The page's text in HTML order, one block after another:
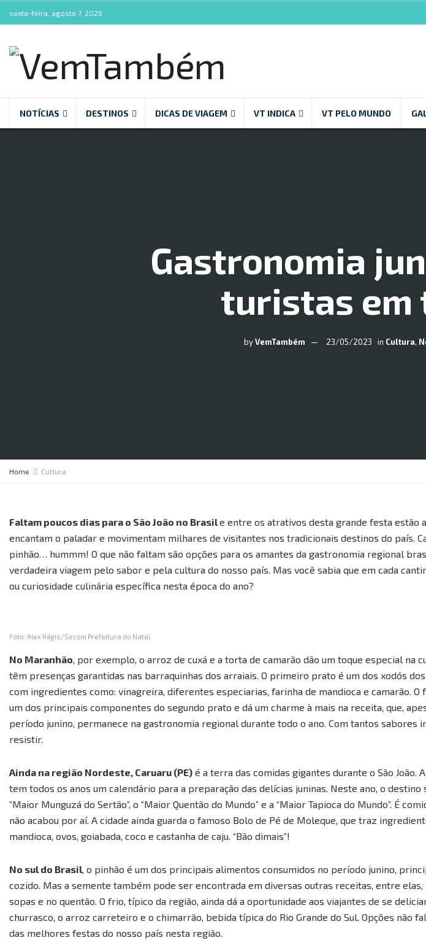
sexta-feira, agosto 7, 2026
NOTÍCIAS DESTINOS DICAS DE VIAGEM VT INDICA VT PELO MUNDO
Gastronomia
turistas em
by VemTambém 23/05/2023 in Cultura,
Home Cultura
Faltam poucos dias para o São João no Brasile entre os atrativos desta grande festa estão
encantam o paladar e movimentam milhares de visitantes nos tradicionais destinos do país.
pinhão… hummm! O que não faltam são opções para os amantes da gastronomia regional
verdadeira viagem pelo sabor e pela cultura do nosso país. Mas você sabia que em cada
ou curiosidade culinária específica nesta época do ano?
Foto: Alex Régis/Secom Prefeitura do Natal
No Maranhão, por exemplo, o arroz de cuxá e a torta de camarão dão um toque especial na
têm presenças garantidas nas barraquinhas dos arraiais. O primeiro prato é um dos xodós
com ingredientes como: vinagreira, diferentes especiarias, farinha de mandioca e camarão. O
um dos principais componentes do segundo prato e dá um charme à mais na receita, que,
período junino, permanece na gastronomia regional durante todo o ano. Com tantos sabores
resistir.
Ainda na região Nordeste, Caruaru (PE) é a terra das comidas gigantes durante o São João.
tem todos os anos um calendário para a preparação das delícias juninas. Neste ano, o destino
“Maior Munguzá do Sertão”, o “Maior Quentão do Mundo” e a “Maior Tapioca do Mundo”. É
não acabou por aí. A cidade ainda guarda o famoso Bolo de Pé de Moleque, que traz
mandioca, ovos, goiabada, coco e castanha de caju. “Bão dimais”!
No sul do Brasil, o pinhão é um dos principais alimentos consumidos no período junino,
cozido. Mas a semente também pode ser encontrada em diversas outras receitas, entre elas,
sopas e no quentão. O frio, típico da região, ainda dá a oportunidade aos viajantes de se
churrasco, o arroz carreteiro e o chimarrão, bebida típica do Rio Grande do Sul. Opções não
das melhores festas do nosso país nesta região.